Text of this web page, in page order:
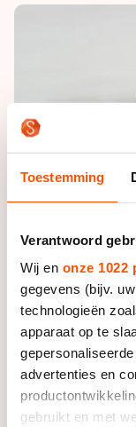
Toestemming
Verantwoord
Wij en onze 1022
gegevens (bijv.
technologieën
apparaat op te
advertenties en
gebruikt en met
Ranglijsten
Persoonlijke
Inschrijven
Algemene
Deze zomer de
Waar kan ik
Alles voor jou als
Word schaatsfan!
Winacties
Olympische Spelen
Medaillespiegel
Olympische
Van Jong tot
Het kwartet Lara